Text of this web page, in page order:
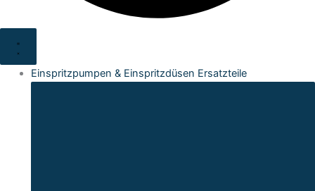
Einspritzpumpen & Einspritzdüsen Ersatzteile